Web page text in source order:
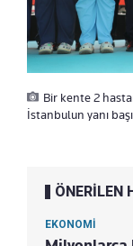
Bir kente 2
İstanbulun yanı
ÖNERİLEN
EKONOMİ